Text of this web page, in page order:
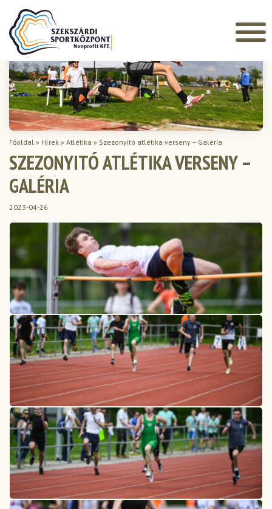
Főoldal » Hírek » Atlétika » Szezonyitó atlétika verseny – Galéria
SZEZONYITÓ ATLÉTIKA VERSENY –
GALÉRIA
2023-04-26